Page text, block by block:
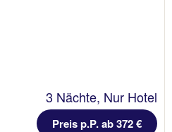
3 Nächte, Nur Hotel
Preis p.P. ab 372 €